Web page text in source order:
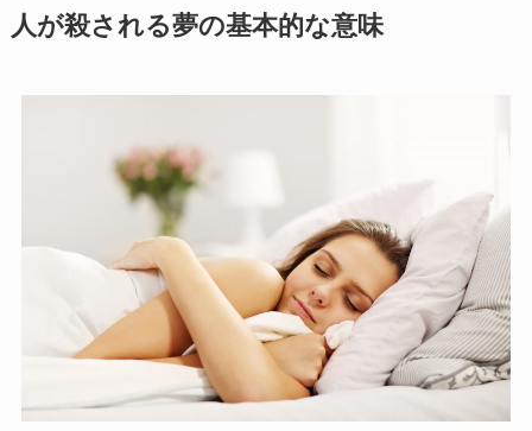
人が殺される夢の基本的な意味